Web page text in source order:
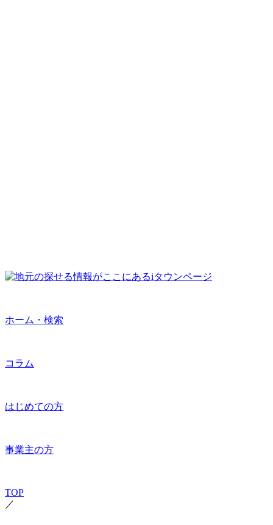
ホーム・検索
コラム
はじめての方
事業主の方
TOP
／